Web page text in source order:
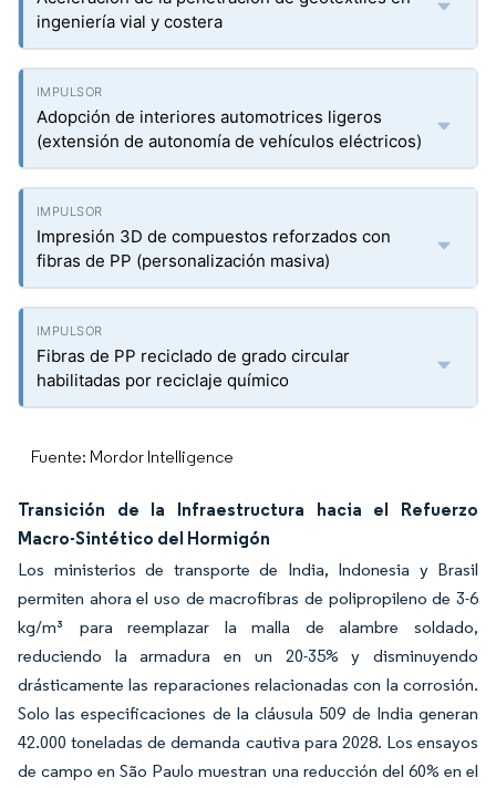
ingeniería vial y costera
Adopción de interiores automotrices ligeros
(extensión de autonomía de vehículos eléctricos)
Impresión 3D de compuestos reforzados con
fibras de PP (personalización masiva)
Fibras de PP reciclado de grado circular
habilitadas por reciclaje químico
Fuente: Mordor Intelligence
Transición de la Infraestructura hacia el Refuerzo
Macro-Sintético del Hormigón
Los ministerios de transporte de India, Indonesia y Brasil
permiten ahora el uso de macrofibras de polipropileno de 3-6
kg/m³ para reemplazar la malla de alambre soldado,
reduciendo la armadura en un 20-35% y disminuyendo
drásticamente las reparaciones relacionadas con la corrosión.
Solo las especificaciones de la cláusula 509 de India generan
42.000 toneladas de demanda cautiva para 2028. Los ensayos
de campo en São Paulo muestran una reducción del 60% en el